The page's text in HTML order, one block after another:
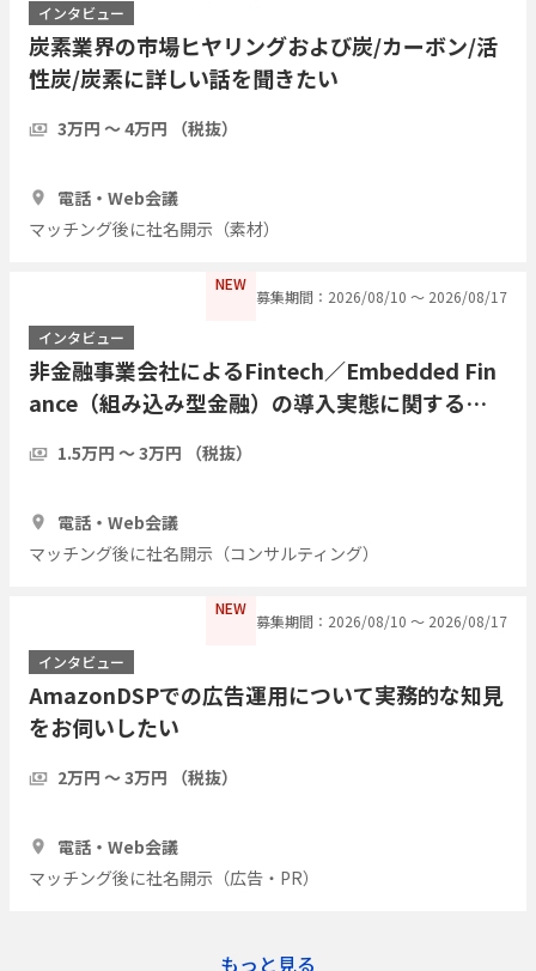
インタビュー
炭素業界の市場ヒヤリングおよび炭/カーボン/活
性炭/炭素に詳しい話を聞きたい
3万円 〜 4万円 （税抜）
電話・Web会議
マッチング後に社名開示（素材）
NEW
募集期間：2026/08/10 〜 2026/08/17
インタビュー
非金融事業会社によるFintech／Embedded Fin
ance（組み込み型金融）の導入実態に関するイ
1.5万円 〜 3万円 （税抜）
電話・Web会議
マッチング後に社名開示（コンサルティング）
NEW
募集期間：2026/08/10 〜 2026/08/17
インタビュー
AmazonDSPでの広告運用について実務的な知見
をお伺いしたい
2万円 〜 3万円 （税抜）
電話・Web会議
マッチング後に社名開示（広告・PR）
もっと見る